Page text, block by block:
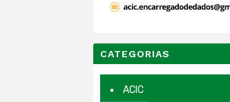
CATEGORIAS
ACIC